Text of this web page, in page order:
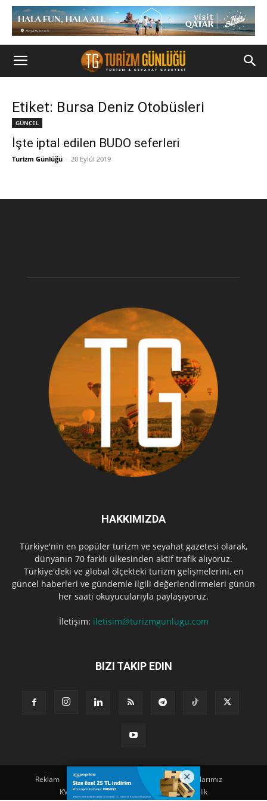
Etiket: Bursa Deniz Otobüsleri
GÜNCEL
İşte iptal edilen BUDO seferleri
Turizm Günlüğü - 20 Eylül 2019
HAKKIMIZDA
Türkiye'nin en popüler turizm ve seyahat gazetesi olarak,
dünyanın 70 farklı ülkesinden aktif trafik alıyoruz.
Türkiye'deki ve global ölçekteki turizm gelişmelerini, en
güncel haberleri ve gündemle ilgili değerlendirmeleri günün
her saati okuyucularıyla paylaşıyoruz.
İletişim: iletisim@turizmgunlugu.com
BIZI TAKIP EDIN
Reklam Künye Hakkımızda Iletişim
Yazarlarımız
KVKK Aydınlatma Metni
Kullanım ve Gizlilik